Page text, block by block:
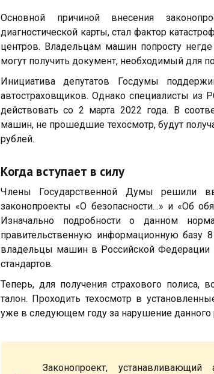
Основной причиной внесения
диагностической карты, стал фактор
центров. Владельцам машин попросту
могут получить документ, необходимый для
Инициатива депутатов Госдумы
автостраховщиков. Однако специалисты
действовать со 2 марта 2022 года. В
машин, не прошедшие техосмотр, будут
рублей.
Когда вступает в силу
Члены Государственной Думы решили
законопроекты «О безопасности…» и «Об
Изначально подробности о данном
правительственную информационную базу
владельцы машин в Российской Федерации
стандартов.
Теперь, для получения страхового полиса,
талон. Проходить техосмотр в
уже в следующем году за нарушение
Законопроект,